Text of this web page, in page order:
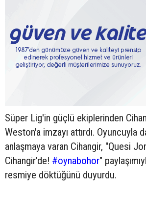
Süper Lig'in güçlü ekiplerinden
Weston'a imzayı attırdı. Oyuncuyla
anlaşmaya varan Cihangir, "Quesi
Cihangir’de! #oynabohor"
resmiye döktüğünü duyurdu.